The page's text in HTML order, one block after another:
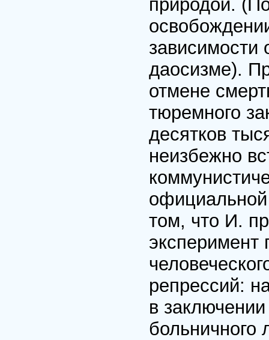
природой.
зависимости
даосизме).
отмене
тюремного
десятков
неизбежно
официальной
том, что И.
эксперимент
репрессий:
в
больничного